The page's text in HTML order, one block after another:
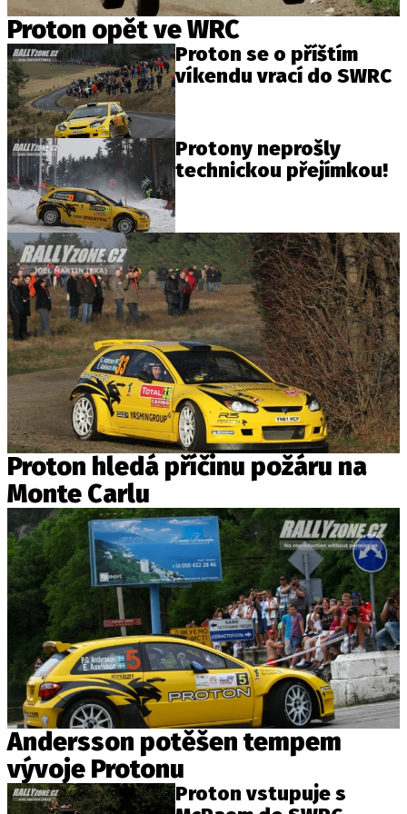
Provozovatelem serveru autoroad.cz je
INCORP MEDIA GROUP s.r.o., IČ: 118 23 054
Proton opět ve WRC
Proton se o příštím
víkendu vrací do SWRC
Protony neprošly
technickou přejímkou!
Proton hledá příčinu požáru na
Monte Carlu
Andersson potěšen tempem
vývoje Protonu
Proton vstupuje s